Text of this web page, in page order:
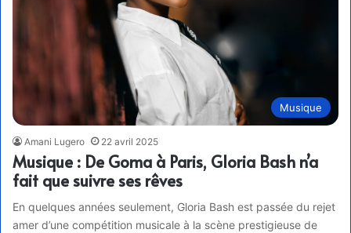
Musique
Amani Lugero 22 avril 2025
Musique : De Goma à Paris, Gloria Bash n’a
fait que suivre ses rêves
En quelques années seulement, Gloria Bash est passée du rejet
amer d’une compétition musicale à la scène prestigieuse de